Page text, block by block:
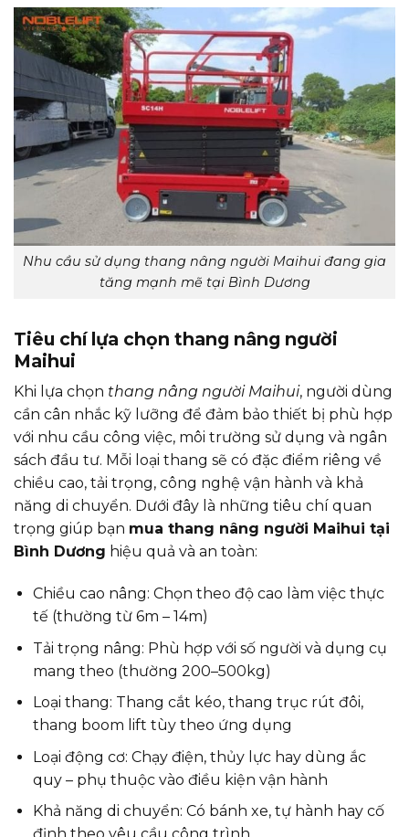
Nhu cầu sử dụng thang nâng người Maihui đang gia
tăng mạnh mẽ tại Bình Dương
Tiêu chí lựa chọn thang nâng người
Maihui
Khi lựa chọn thang nâng người Maihui, người dùng
cần cân nhắc kỹ lưỡng để đảm bảo thiết bị phù hợp
với nhu cầu công việc, môi trường sử dụng và ngân
sách đầu tư. Mỗi loại thang sẽ có đặc điểm riêng về
chiều cao, tải trọng, công nghệ vận hành và khả
năng di chuyển. Dưới đây là những tiêu chí quan
trọng giúp bạn mua thang nâng người Maihui tại
Bình Dương hiệu quả và an toàn:
Chiều cao nâng: Chọn theo độ cao làm việc thực
tế (thường từ 6m – 14m)
Tải trọng nâng: Phù hợp với số người và dụng cụ
mang theo (thường 200–500kg)
Loại thang: Thang cắt kéo, thang trục rút đôi,
thang boom lift tùy theo ứng dụng
Loại động cơ: Chạy điện, thủy lực hay dùng ắc
quy – phụ thuộc vào điều kiện vận hành
Khả năng di chuyển: Có bánh xe, tự hành hay cố